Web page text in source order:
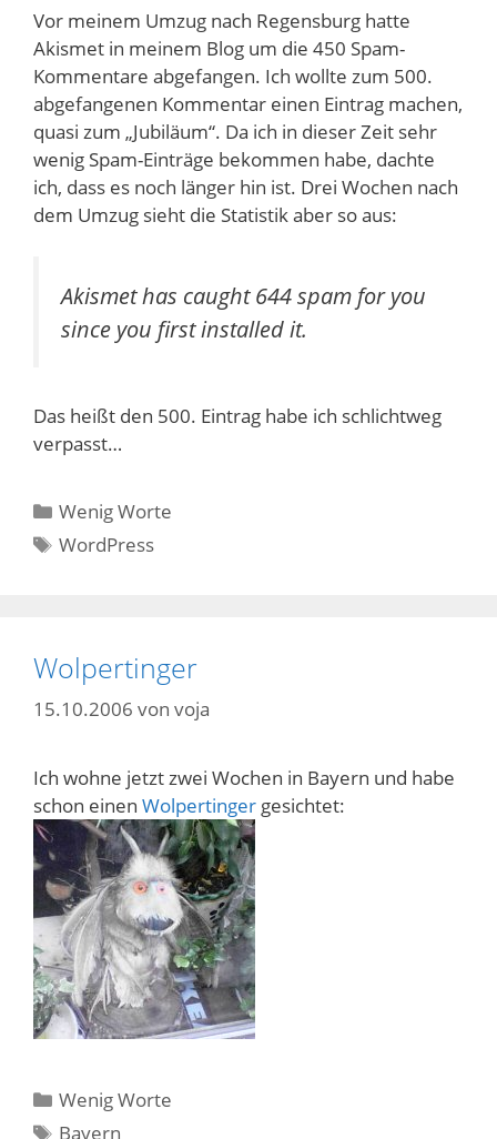
Vor meinem Umzug nach Regensburg hatte
Akismet in meinem Blog um die 450 Spam-
Kommentare abgefangen. Ich wollte zum 500.
abgefangenen Kommentar einen Eintrag machen,
quasi zum „Jubiläum“. Da ich in dieser Zeit sehr
wenig Spam-Einträge bekommen habe, dachte
ich, dass es noch länger hin ist. Drei Wochen nach
dem Umzug sieht die Statistik aber so aus:
Akismet has caught 644 spam for you
since you first installed it.
Das heißt den 500. Eintrag habe ich schlichtweg
verpasst…
Kategorien
Wenig Worte
Schlagwörter
WordPress
Wolpertinger
15.10.2006 von voja
Ich wohne jetzt zwei Wochen in Bayern und habe
schon einen Wolpertinger gesichtet:
Kategorien
Wenig Worte
Schlagwörter
Bayern